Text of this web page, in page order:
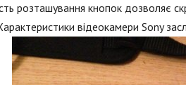
розташування кнопок дозволяє
відеокамери Sony